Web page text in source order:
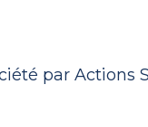
par Actions